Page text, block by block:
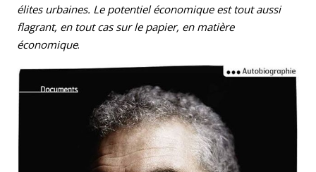
élites urbaines. Le potentiel économique est tout aussi
flagrant, en tout cas sur le papier, en matière
économique.